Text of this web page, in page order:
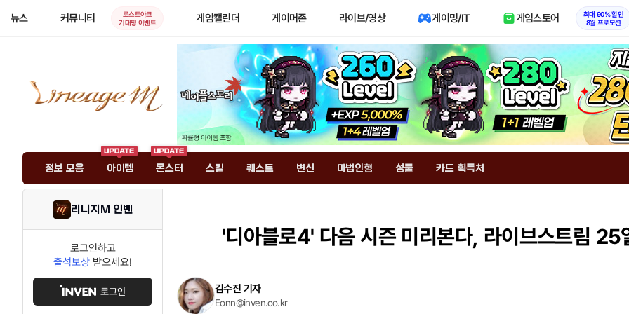
뉴스 커뮤니티
로스트아크
기대평 이벤트
게임캘린더 게이머존 라이브/영상 게이밍/IT 게임스토어
최대 90% 할인
8월 프로모션
정보 모음 아이템 몬스터 스킬 퀘스트 변신 마법인형 성물 카드 획득처
리니지M 인벤
로그인하고
출석보상 받으세요!
로그인
'디아블로4' 다음 시즌 미리본다, 라이브스트림 25
김수진 기자
Eonn@inven.co.kr